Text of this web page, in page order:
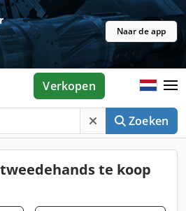
Naar de app
Zoeken
Verkopen
te koop